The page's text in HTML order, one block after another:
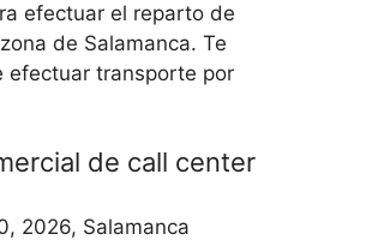
efectuar el reparto de
de Salamanca. Te
efectuar transporte por
de call center
2026, Salamanca